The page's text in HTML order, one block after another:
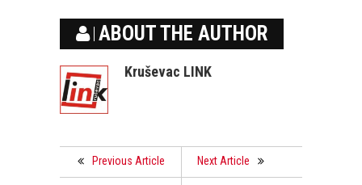
ABOUT THE AUTHOR
Kruševac LINK
Previous Article Next Article